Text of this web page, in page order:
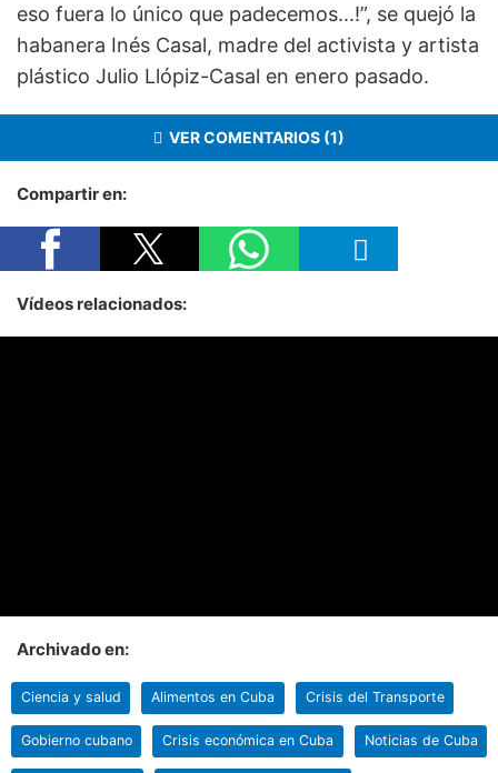
eso fuera lo único que padecemos...!”, se quejó la
habanera Inés Casal, madre del activista y artista
plástico Julio Llópiz-Casal en enero pasado.
VER COMENTARIOS (1)
Compartir en:
Vídeos relacionados:
Archivado en:
Ciencia y salud Alimentos en Cuba Crisis del Transporte
Gobierno cubano Crisis económica en Cuba Noticias de Cuba